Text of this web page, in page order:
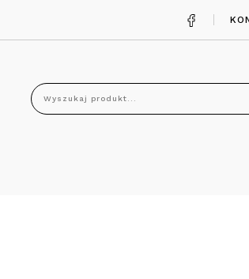
Wyszukaj produkt...